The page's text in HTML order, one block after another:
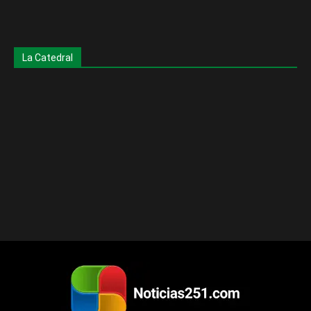
La Catedral